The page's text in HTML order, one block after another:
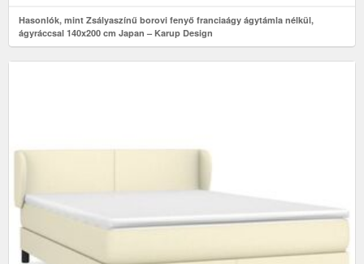
Hasonlók, mint Zsályaszínű borovi fenyő franciaágy ágytámla nélkül,
ágyráccsal 140x200 cm Japan – Karup Design